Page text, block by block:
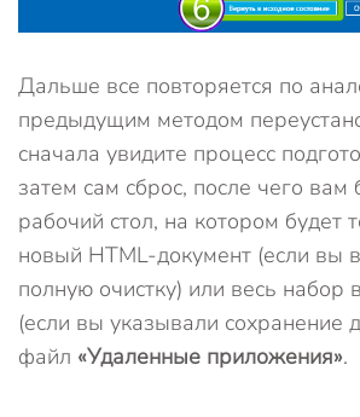
Дальше все повторяется по
предыдущим методом
сначала увидите процесс
затем сам сброс, после чего вам
рабочий стол, на котором будет
новый HTML-документ (если вы
полную очистку) или весь набор
(если вы указывали сохранение
файл «Удаленные приложения».